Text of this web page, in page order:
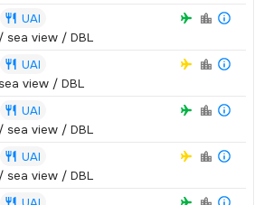
UAI
sea view / DBL
UAI
view / DBL
UAI
sea view / DBL
UAI
sea view / DBL